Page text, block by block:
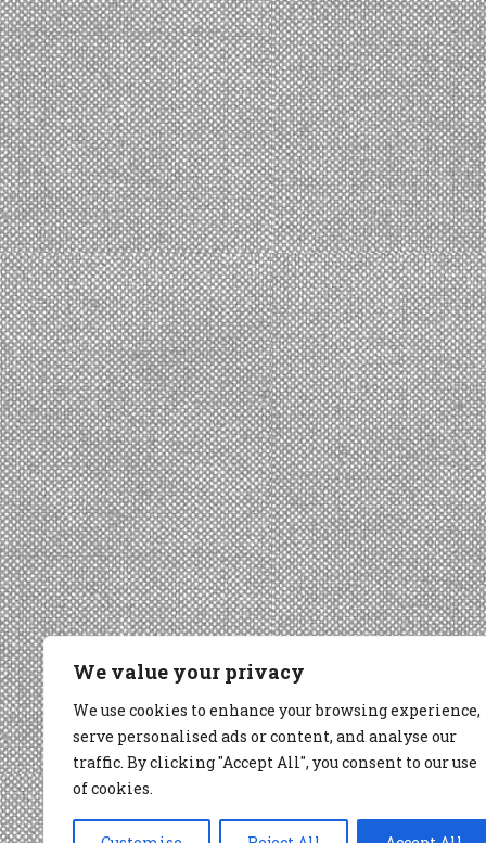
We value your privacy
We use cookies to enhance your browsing experience,
serve personalised ads or content, and analyse our
traffic. By clicking "Accept All", you consent to our use
of cookies.